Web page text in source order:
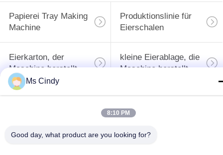
Papierei Tray Making
Machine
Produktionslinie für
Eierschalen
Eierkarton, der
Maschine herstellt
kleine Eierablage, die
Maschine herstellt
Maschine zur
Ms Cindy
8:10 PM
Good day, what product are you looking for?